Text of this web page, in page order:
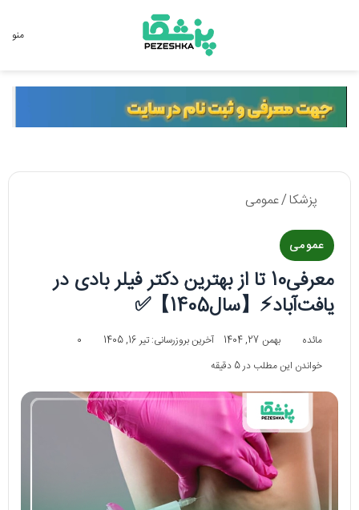
منو
پزشکا/عمومی
عمومی
معرفی10 تا از بهترین دکتر فیلر بادی در
یافت‌آباد⚡【سال1405】✅
مائده بهمن 27, 1404 آخرین بروزرسانی: تیر 16, 1405
0
خواندن این مطلب در 5 دقیقه